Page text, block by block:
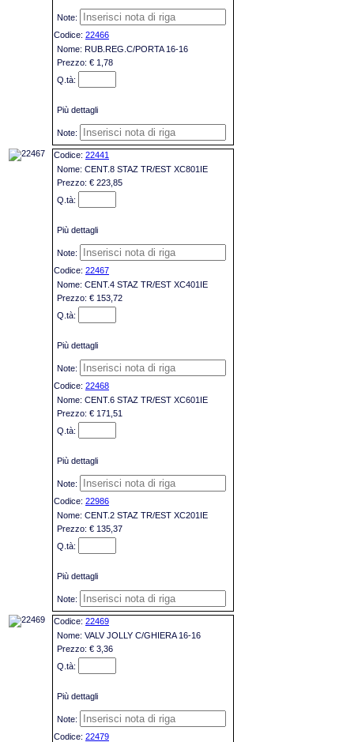
22466
RUB.REG.C/PORTA 16-16
€ 1,78
Più dettagli
22441
CENT.8 STAZ TR/EST XC801IE
€ 223,85
Più dettagli
22467
CENT.4 STAZ TR/EST XC401IE
€ 153,72
Più dettagli
22468
CENT.6 STAZ TR/EST XC601IE
€ 171,51
Più dettagli
22986
CENT.2 STAZ TR/EST XC201IE
€ 135,37
Più dettagli
22469
VALV JOLLY C/GHIERA 16-16
€ 3,36
Più dettagli
22479